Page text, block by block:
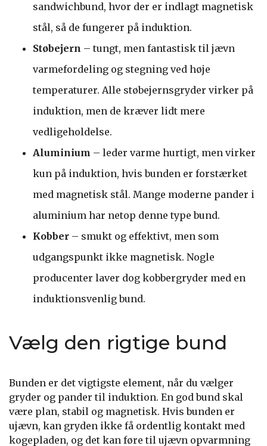
sandwichbund, hvor der er indlagt magnetisk
stål, så de fungerer på induktion.
Støbejern – tungt, men fantastisk til jævn
varmefordeling og stegning ved høje
temperaturer. Alle støbejernsgryder virker på
induktion, men de kræver lidt mere
vedligeholdelse.
Aluminium – leder varme hurtigt, men virker
kun på induktion, hvis bunden er forstærket
med magnetisk stål. Mange moderne pander i
aluminium har netop denne type bund.
Kobber – smukt og effektivt, men som
udgangspunkt ikke magnetisk. Nogle
producenter laver dog kobbergryder med en
induktionsvenlig bund.
Vælg den rigtige bund
Bunden er det vigtigste element, når du vælger
gryder og pander til induktion. En god bund skal
være plan, stabil og magnetisk. Hvis bunden er
ujævn, kan gryden ikke få ordentlig kontakt med
kogepladen, og det kan føre til ujævn opvarmning